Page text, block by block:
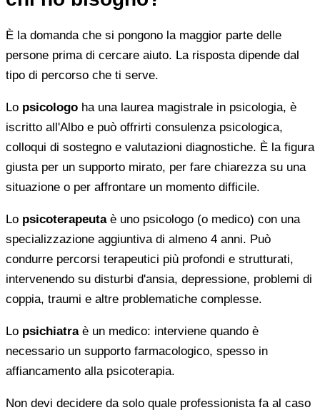
È la domanda che si pongono la maggior parte delle
persone prima di cercare aiuto. La risposta dipende dal
tipo di percorso che ti serve.
Lo psicologo ha una laurea magistrale in psicologia, è
iscritto all'Albo e può offrirti consulenza psicologica,
colloqui di sostegno e valutazioni diagnostiche. È la figura
giusta per un supporto mirato, per fare chiarezza su una
situazione o per affrontare un momento difficile.
Lo psicoterapeutaè uno psicologo (o medico) con una
specializzazione aggiuntiva di almeno 4 anni. Può
condurre percorsi terapeutici più profondi e strutturati,
intervenendo su disturbi d'ansia, depressione, problemi di
coppia, traumi e altre problematiche complesse.
Lo psichiatraè un medico: interviene quando è
necessario un supporto farmacologico, spesso in
affiancamento alla psicoterapia.
Non devi decidere da solo quale professionista fa al caso